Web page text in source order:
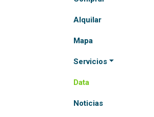
Alquilar
Mapa
Servicios
Data
Noticias